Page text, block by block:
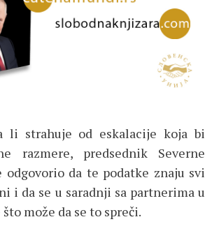
li strahuje od eskalacije koja bi
razmere, predsednik Severne
odgovorio da te podatke znaju svi
i da se u saradnji sa partnerima u
može da se to spreči.